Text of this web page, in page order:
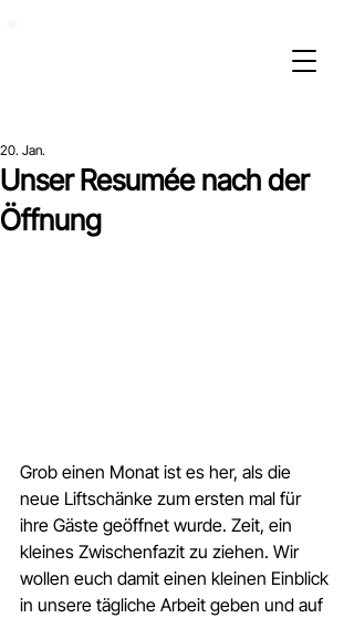
Unser Resumée nach der
Öffnung
20. Jan.
Grob einen Monat ist es her, als die
neue Liftschänke zum ersten mal für
ihre Gäste geöffnet wurde. Zeit, ein
kleines Zwischenfazit zu ziehen. Wir
wollen euch damit einen kleinen Einblick
in unsere tägliche Arbeit geben und auf